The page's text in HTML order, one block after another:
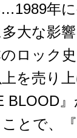
年
大な影
ロック
上を売り
BLOOD
とで、